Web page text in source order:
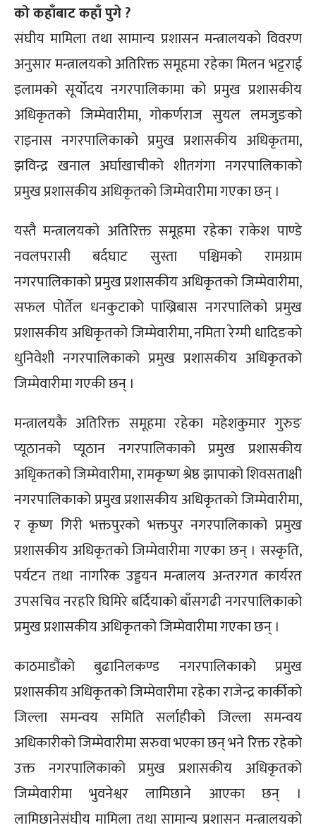
को कहाँबाट कहाँ पुगे ?
संघीय मामिला तथा सामान्य प्रशासन मन्त्रालयको विवरण
अनुसार मन्त्रालयको अतिरिक्त समूहमा रहेका मिलन भट्टराई
इलामको सूर्योदय नगरपालिकामा को प्रमुख प्रशासकीय
अधिकृतको जिम्मेवारीमा, गोकर्णराज सुयल लमजुङको
राइनास नगरपालिकाको प्रमुख प्रशासकीय अधिकृतमा,
झविन्द्र खनाल अर्घाखाचीको शीतगंगा नगरपालिकाको
प्रमुख प्रशासकीय अधिकृतको जिम्मेवारीमा गएका छन् ।
यस्तै मन्त्रालयको अतिरिक्त समूहमा रहेका राकेश पाण्डे
नवलपरासी बर्दघाट सुस्ता पश्चिमको रामग्राम
नगरपालिकाको प्रमुख प्रशासकीय अधिकृतको जिम्मेवारीमा,
सफल पोर्तेल धनकुटाको पाख्रिबास नगरपालिको प्रमुख
प्रशासकीय अधिकृतको जिम्मेवारीमा, नमिता रेग्मी धादिङको
धुनिवेशी नगरपालिकाको प्रमुख प्रशासकीय अधिकृतको
जिम्मेवारीमा गएकी छन् ।
मन्त्रालयकै अतिरिक्त समूहमा रहेका महेशकुमार गुरुङ
प्यूठानको प्यूठान नगरपालिकाको प्रमुख प्रशासकीय
अधिृकतको जिम्मेवारीमा, रामकृष्ण श्रेष्ठ झापाको शिवसताक्षी
नगरपालिकाको प्रमुख प्रशासकीय अधिकृतको जिम्मेवारीमा,
र कृष्ण गिरी भक्तपुरको भक्तपुर नगरपालिकाको प्रमुख
प्रशासकीय अधिकृतको जिम्मेवारीमा गएका छन् । सस्कृति,
पर्यटन तथा नागरिक उड्डयन मन्त्रालय अन्तरगत कार्यरत
उपसचिव नरहरि घिमिरे बर्दियाको बाँसगढी नगरपालिकाको
प्रमुख प्रशासकीय अधिकृतको जिम्मेवारीमा गएका छन् ।
काठमाडौंको बुढानिलकण्ड नगरपालिकाको प्रमुख
प्रशासकीय अधिकृतको जिम्मेवारीमा रहेका राजेन्द्र कार्कीको
जिल्ला समन्वय समिति सर्लाहीको जिल्ला समन्वय
अधिकारीको जिम्मेवारीमा सरुवा भएका छन् भने रिक्त रहेको
उक्त नगरपालिकाको प्रमुख प्रशासकीय अधिकृतको
जिम्मेवारीमा भुवनेश्वर लामिछाने आएका छन् ।
लामिछानेसंघीय मामिला तथा सामान्य प्रशासन मन्त्रालयको